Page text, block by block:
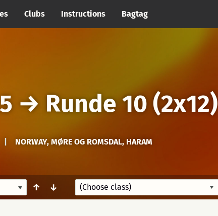
Clubs Instructions Bagtag
→ Runde 10 (2x12)
NORWAY, MØRE OG ROMSDAL, HARAM
↑ ↓